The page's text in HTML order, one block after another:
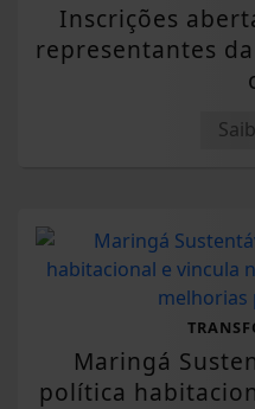
Inscrições
representantes
Maringá
política